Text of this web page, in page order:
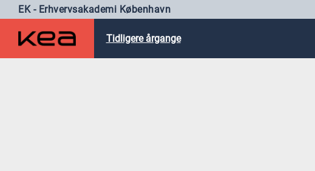
EK - Erhvervsakademi København
Tidligere årgange